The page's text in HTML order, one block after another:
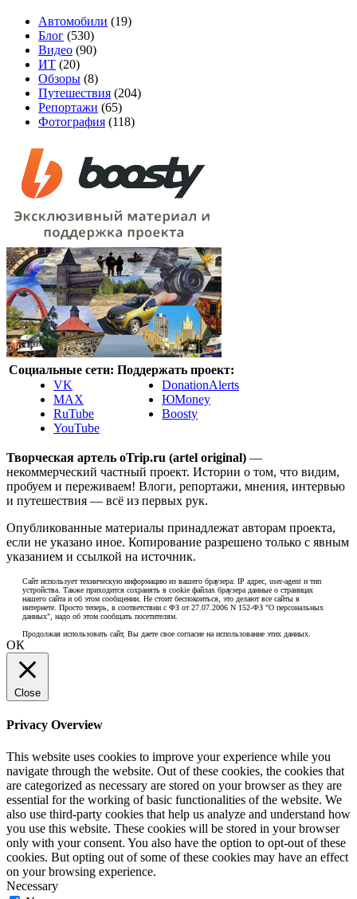
Автомобили (19)
Блог (530)
Видео (90)
ИТ (20)
Обзоры (8)
Путешествия (204)
Репортажи (65)
Фотография (118)
Социальные сети:
VK
MAX
RuTube
YouTube
Поддержать проект:
DonationAlerts
ЮMoney
Boosty
Творческая артель oTrip.ru (artel original) —
некоммерческий частный проект. Истории о том, что видим,
пробуем и переживаем! Влоги, репортажи, мнения, интервью
и путешествия — всё из первых рук.
Опубликованные материалы принадлежат авторам проекта,
если не указано иное. Копирование разрешено только с явным
указанием и ссылкой на источник.
Сайт использует техническую информацию из вашего браузера: IP адрес, user-agent и тип
устройства. Также приходится сохранять в cookie файлах браузера данные о страницах
нашего сайта и об этом сообщении. Не стоит беспокоиться, это делают все сайты в
интернете. Просто теперь, в соответствии с ФЗ от 27.07.2006 N 152-ФЗ "О персональных
данных", надо об этом сообщать посетителям.
Продолжая использовать сайт, Вы даете свое согласие на использование этих данных.
ОК
Close
Privacy Overview
This website uses cookies to improve your experience while you
navigate through the website. Out of these cookies, the cookies that
are categorized as necessary are stored on your browser as they are
essential for the working of basic functionalities of the website. We
also use third-party cookies that help us analyze and understand how
you use this website. These cookies will be stored in your browser
only with your consent. You also have the option to opt-out of these
cookies. But opting out of some of these cookies may have an effect
on your browsing experience.
Necessary